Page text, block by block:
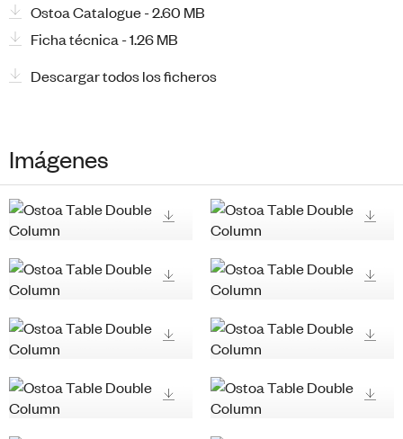
Ostoa Catalogue - 2.60 MB
Ficha técnica - 1.26 MB
Descargar todos los ficheros
Imágenes